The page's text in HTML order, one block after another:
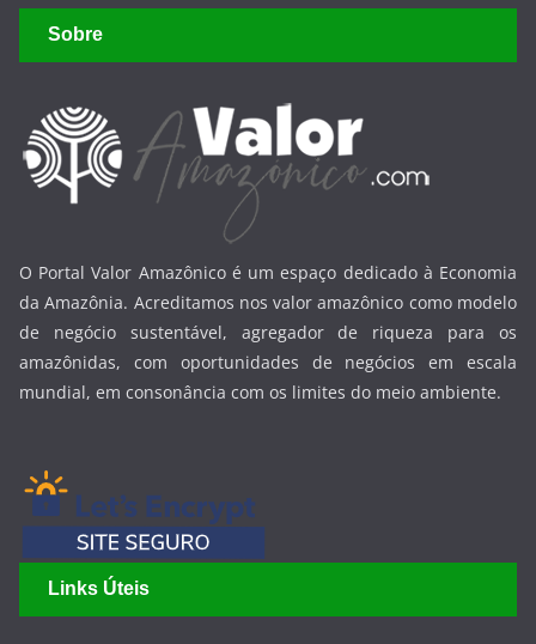
Sobre
O Portal Valor Amazônico é um espaço dedicado à Economia
da Amazônia. Acreditamos nos valor amazônico como modelo
de negócio sustentável, agregador de riqueza para os
amazônidas, com oportunidades de negócios em escala
mundial, em consonância com os limites do meio ambiente.
Links Úteis